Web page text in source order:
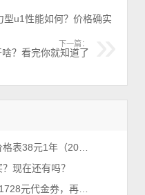
型u1性能如何？价格确实
下一篇：
？看完你就知道了
现在还有吗？